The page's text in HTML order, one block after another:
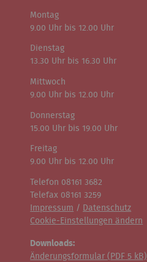
Montag
9.00 Uhr bis 12.00 Uhr
Dienstag
13.30 Uhr bis 16.30 Uhr
Mittwoch
9.00 Uhr bis 12.00 Uhr
Donnerstag
15.00 Uhr bis 19.00 Uhr
Freitag
9.00 Uhr bis 12.00 Uhr
Telefon 08161 3682
Telefax 08161 3259
Impressum / Datenschutz
Cookie-Einstellungen ändern
Downloads:
Änderungsformular ( PDF 5 kB)